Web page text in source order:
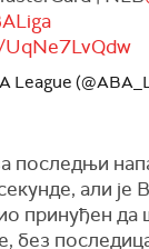
League
последњи
али је
принуђен да
без